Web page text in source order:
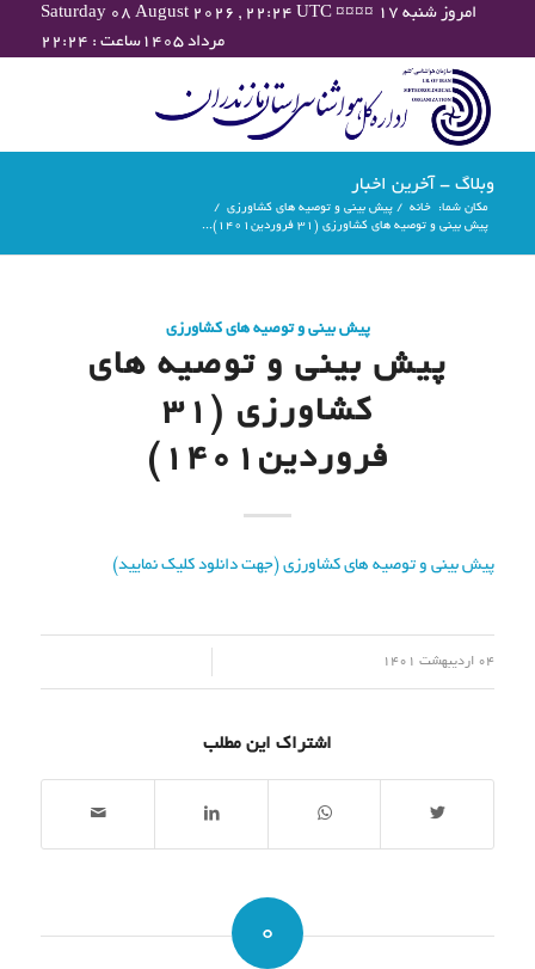
Saturday 08 August 2026 , 22:24 UTC ¤¤¤¤ امروز شنبه ۱۷
مرداد ۱۴۰۵ساعت : ۲۲:۲۴
وبلاگ - آخرین اخبار
مکان شما: خانه / پیش بینی و توصیه های کشاورزی /
پیش بینی و توصیه های کشاورزی (31 فروردین۱۴۰۱)...
پیش بینی و توصیه های کشاورزی
پیش بینی و توصیه های
کشاورزی (31
فروردین۱۴۰۱)
پیش بینی و توصیه های کشاورزی (جهت دانلود کلیک نمایید)
04 اردیبهشت 1401
اشتراک این مطلب
0